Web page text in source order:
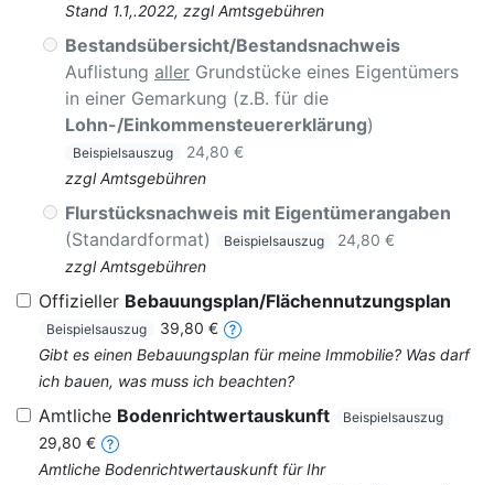
Stand 1.1,.2022, zzgl Amtsgebühren
Bestandsübersicht/Bestandsnachweis
Auflistung aller Grundstücke eines Eigentümers
in einer Gemarkung (z.B. für die
Lohn-/Einkommensteuererklärung)
Beispielsauszug
24,80 €
zzgl Amtsgebühren
Flurstücksnachweis mit Eigentümerangaben
(Standardformat)
Beispielsauszug
24,80 €
zzgl Amtsgebühren
Offizieller Bebauungsplan/Flächennutzungsplan
Beispielsauszug
39,80 €
Gibt es einen Bebauungsplan für meine Immobilie? Was darf
ich bauen, was muss ich beachten?
Amtliche Bodenrichtwertauskunft Beispielsauszug
29,80 €
Amtliche Bodenrichtwertauskunft für Ihr